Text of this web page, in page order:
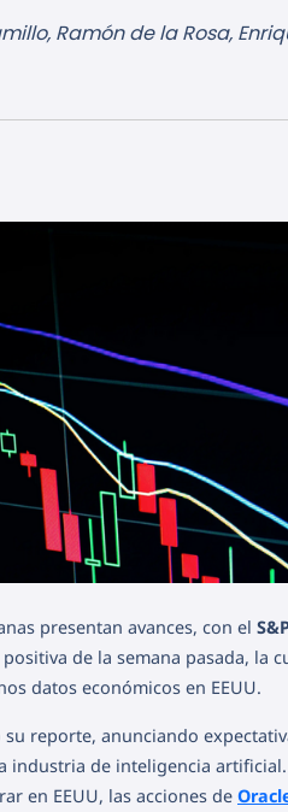
Ramón de la Rosa,
presentan avances, con el
de la semana pasada, la
datos económicos en EEUU.
reporte, anunciando
industria de inteligencia
en EEUU, las acciones de